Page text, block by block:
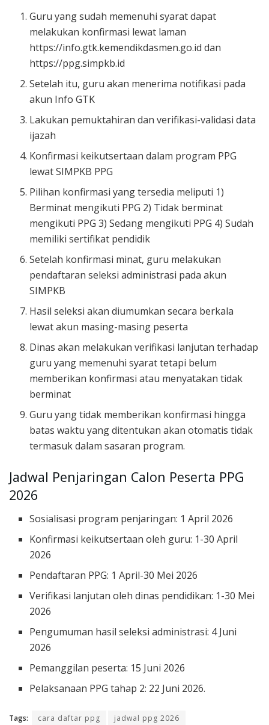
Guru yang sudah memenuhi syarat dapat
melakukan konfirmasi lewat laman
https://info.gtk.kemendikdasmen.go.id dan
https://ppg.simpkb.id
Setelah itu, guru akan menerima notifikasi pada
akun Info GTK
Lakukan pemuktahiran dan verifikasi-validasi data
ijazah
Konfirmasi keikutsertaan dalam program PPG
lewat SIMPKB PPG
Pilihan konfirmasi yang tersedia meliputi 1)
Berminat mengikuti PPG 2) Tidak berminat
mengikuti PPG 3) Sedang mengikuti PPG 4) Sudah
memiliki sertifikat pendidik
Setelah konfirmasi minat, guru melakukan
pendaftaran seleksi administrasi pada akun
SIMPKB
Hasil seleksi akan diumumkan secara berkala
lewat akun masing-masing peserta
Dinas akan melakukan verifikasi lanjutan terhadap
guru yang memenuhi syarat tetapi belum
memberikan konfirmasi atau menyatakan tidak
berminat
Guru yang tidak memberikan konfirmasi hingga
batas waktu yang ditentukan akan otomatis tidak
termasuk dalam sasaran program.
Jadwal Penjaringan Calon Peserta PPG
2026
Sosialisasi program penjaringan: 1 April 2026
Konfirmasi keikutsertaan oleh guru: 1-30 April
2026
Pendaftaran PPG: 1 April-30 Mei 2026
Verifikasi lanjutan oleh dinas pendidikan: 1-30 Mei
2026
Pengumuman hasil seleksi administrasi: 4 Juni
2026
Pemanggilan peserta: 15 Juni 2026
Pelaksanaan PPG tahap 2: 22 Juni 2026.
Tags: cara daftar ppg jadwal ppg 2026